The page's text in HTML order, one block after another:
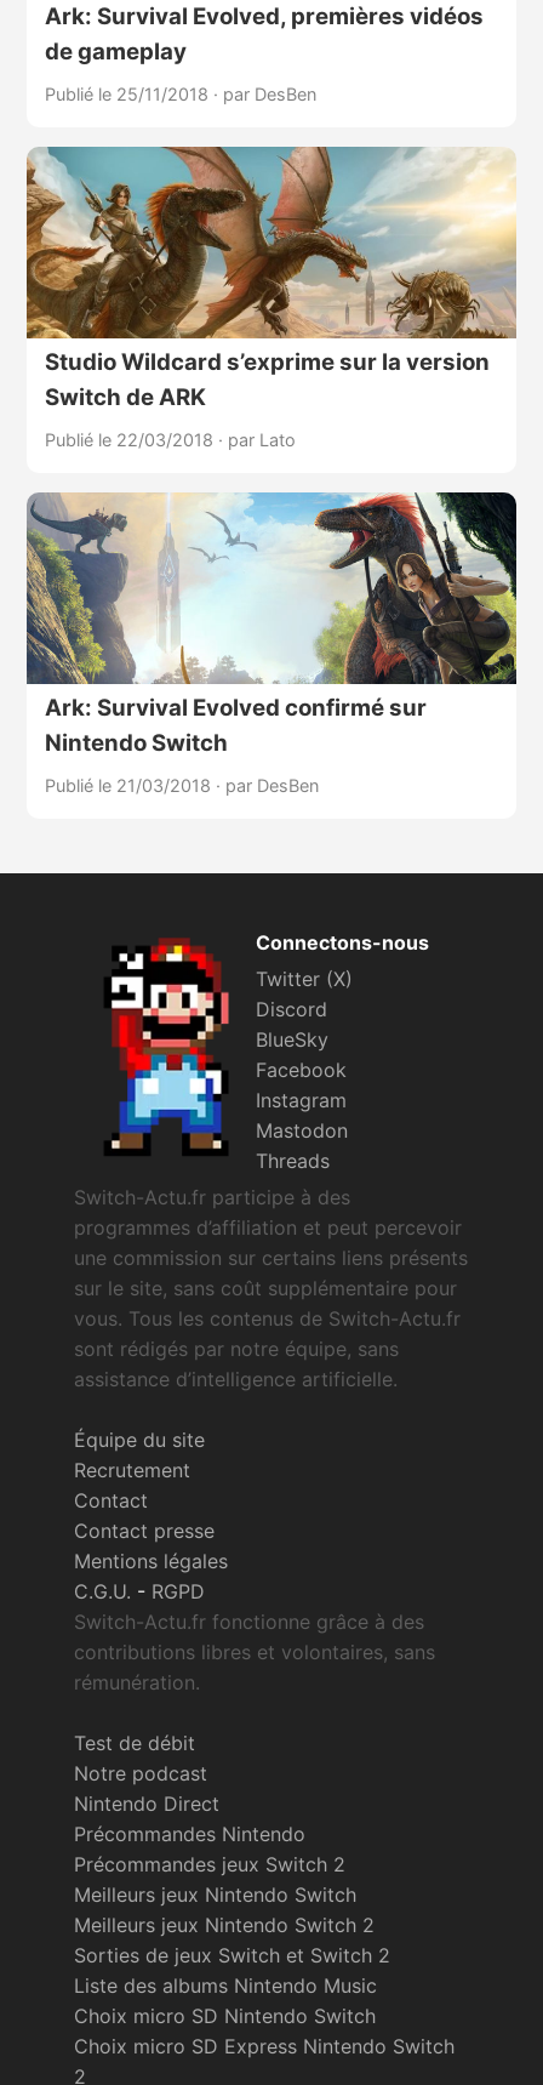
Ark: Survival Evolved, premières vidéos
de gameplay
Publié le 25/11/2018 · par DesBen
Studio Wildcard s’exprime sur la version
Switch de ARK
Publié le 22/03/2018 · par Lato
Ark: Survival Evolved confirmé sur
Nintendo Switch
Publié le 21/03/2018 · par DesBen
Connectons-nous
Twitter (X)
Discord
BlueSky
Facebook
Instagram
Mastodon
Threads
Switch-Actu.fr participe à des
programmes d’affiliation et peut percevoir
une commission sur certains liens présents
sur le site, sans coût supplémentaire pour
vous. Tous les contenus de Switch-Actu.fr
sont rédigés par notre équipe, sans
assistance d’intelligence artificielle.
Équipe du site
Recrutement
Contact
Contact presse
Mentions légales
C.G.U. - RGPD
Switch-Actu.fr fonctionne grâce à des
contributions libres et volontaires, sans
rémunération.
Test de débit
Notre podcast
Nintendo Direct
Précommandes Nintendo
Précommandes jeux Switch 2
Meilleurs jeux Nintendo Switch
Meilleurs jeux Nintendo Switch 2
Sorties de jeux Switch et Switch 2
Liste des albums Nintendo Music
Choix micro SD Nintendo Switch
Choix micro SD Express Nintendo Switch
2